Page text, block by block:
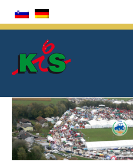
Zum
Inhalt